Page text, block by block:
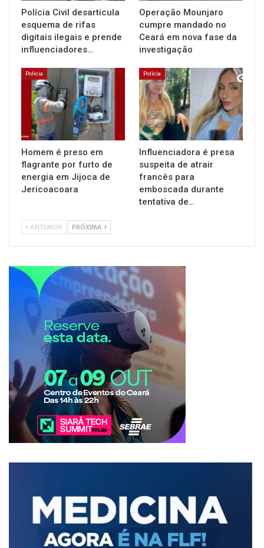
Polícia Civil desarticula
esquema de rifas
digitais ilegais e prende
influenciadores…
Operação Mounjaro
cumpre mandado no
Ceará em nova fase da
investigação
Polícia
Homem é preso em
flagrante por furto de
energia em Jijoca de
Jericoacoara
Polícia
Influenciadora é presa
suspeita de atrair
francês para
emboscada durante
tentativa de…
ANTERIOR PRÓXIMA